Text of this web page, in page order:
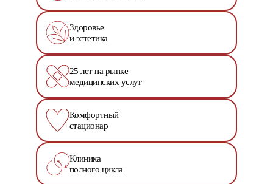
Здоровье
и эстетика
25 лет на рынке
медицинских услуг
Комфортный
стационар
Клиника
полного цикла